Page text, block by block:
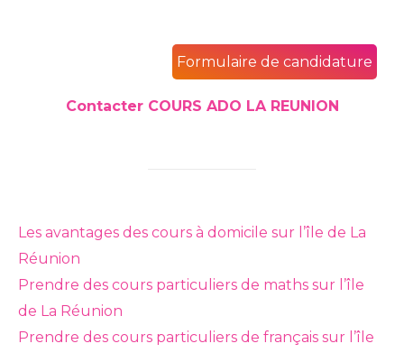
Formulaire de candidature
Contacter COURS ADO LA REUNION
Les avantages des cours à domicile sur l’île de La
Réunion
Prendre des cours particuliers de maths sur l’île
de La Réunion
Prendre des cours particuliers de français sur l’île